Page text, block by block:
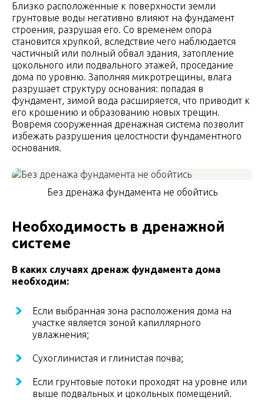
Близко расположенные к поверхности земли
грунтовые воды негативно влияют на фундамент
строения, разрушая его. Со временем опора
становится хрупкой, вследствие чего наблюдается
частичный или полный обвал здания, затопление
цокольного или подвального этажей, проседание
дома по уровню. Заполняя микротрещины, влага
разрушает структуру основания: попадая в
фундамент, зимой вода расширяется, что приводит к
его крошению и образованию новых трещин.
Вовремя сооруженная дренажная система позволит
избежать разрушения целостности фундаментного
основания.
Без дренажа фундамента не обойтись
Необходимость в дренажной
системе
В каких случаях дренаж фундамента дома
необходим:
Если выбранная зона расположения дома на
участке является зоной капиллярного
увлажнения;
Сухоглинистая и глинистая почва;
Если грунтовые потоки проходят на уровне или
выше подвальных и цокольных помещений.